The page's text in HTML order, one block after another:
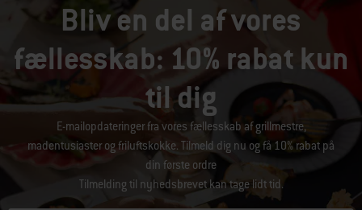
Bliv en del af vores
fællesskab: 10% rabat kun
til dig
E-mailopdateringer fra vores fællesskab af grillmestre,
madentusiaster og friluftskokke. Tilmeld dig nu og få 10% rabat på
din første ordre
Tilmelding til nyhedsbrevet kan tage lidt tid.